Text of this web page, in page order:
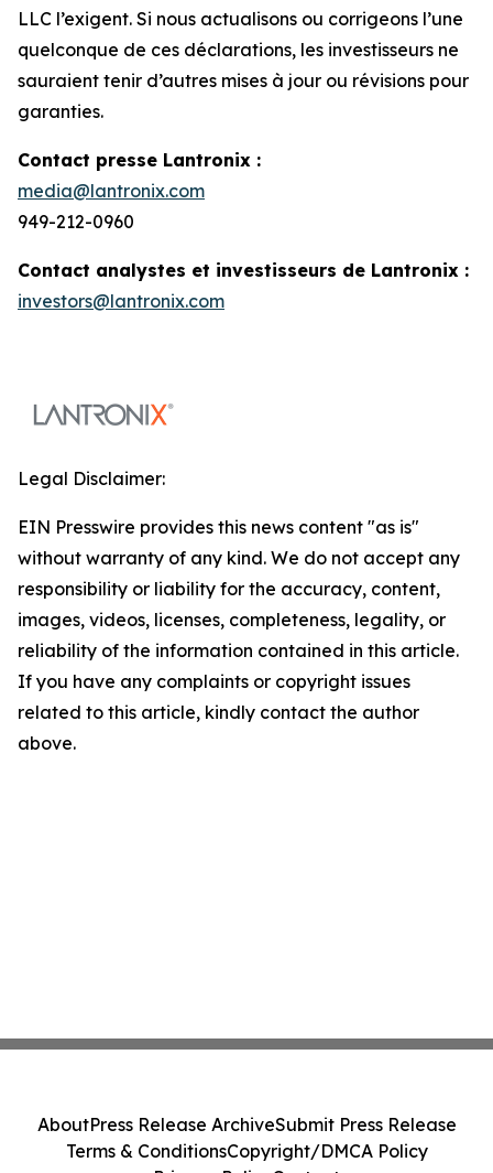
LLC l’exigent. Si nous actualisons ou corrigeons l’une
quelconque de ces déclarations, les investisseurs ne
sauraient tenir d’autres mises à jour ou révisions pour
garanties.
Contact presse Lantronix :
media@lantronix.com
949-212-0960
Contact analystes et investisseurs de Lantronix :
investors@lantronix.com
Legal Disclaimer:
EIN Presswire provides this news content "as is"
without warranty of any kind. We do not accept any
responsibility or liability for the accuracy, content,
images, videos, licenses, completeness, legality, or
reliability of the information contained in this article.
If you have any complaints or copyright issues
related to this article, kindly contact the author
above.
AboutPress Release ArchiveSubmit Press Release
Terms & ConditionsCopyright/DMCA Policy